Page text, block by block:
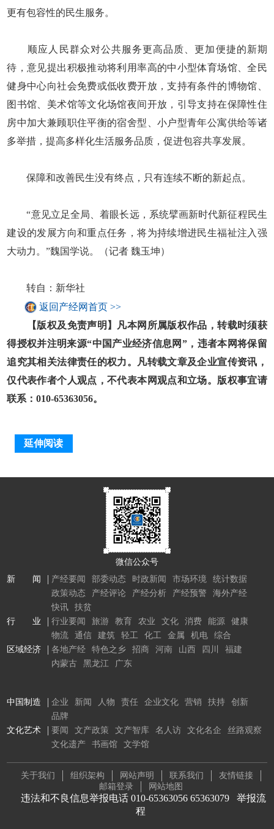
更有包容性的民生服务。
顺应人民群众对公共服务更高品质、更加便捷的新期
待，意见提出积极推动将利用率高的中小型体育场馆、全民
健身中心向社会免费或低收费开放，支持有条件的博物馆、
图书馆、美术馆等文化场馆夜间开放，引导支持在保障性住
房中加大兼顾职住平衡的宿舍型、小户型青年公寓供给等诸
多举措，提高多样化生活服务品质，促进包容共享发展。
保障和改善民生没有终点，只有连续不断的新起点。
“意见立足全局、着眼长远，系统擘画新时代新征程民生
建设的发展方向和重点任务，将为持续增进民生福祉注入强
大动力。”魏国学说。（记者 魏玉坤）
转自：新华社
返回产经网首页 >>
【版权及免责声明】凡本网所属版权作品，转载时须获
得授权并注明来源“中国产业经济信息网”，违者本网将保留
追究其相关法律责任的权力。凡转载文章及企业宣传资讯，
仅代表作者个人观点，不代表本网观点和立场。版权事宜请
联系：010-65363056。
延伸阅读
微信公众号
新 闻
产经要闻 部委动态 时政新闻 市场环境
统计数据
政策动态
产经评论 产经分析 产经预警
海外产经
快讯
扶贫
行 业
行业要闻 旅游 教育 农业 文化 消费 能源
健康
物流
通信 建筑 轻工 化工 金属 机电
综合
区域经济
各地产经 特色之乡 招商 河南 山西 四川
福建
内蒙古
黑龙江 广东
中国制造 企业 新闻 人物 责任 企业文化 营销 扶持
创新
品牌
文化艺术
要闻 文产政策 文产智库 名人访 文化名企
丝路观察
文化遗产
书画馆 文学馆
关于我们 组织架构 网站声明 联系我们
友情链接
邮箱登录
网站地图
违法和不良信息举报电话 010-65363056 65363079 举报流
程